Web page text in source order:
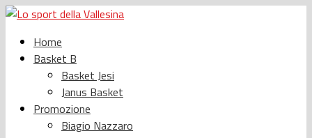
Home
Basket B
Basket Jesi
Janus Basket
Promozione
Biagio Nazzaro